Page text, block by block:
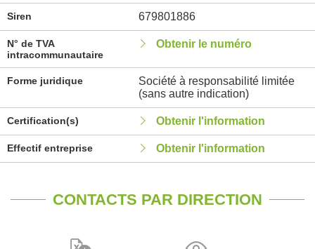
Siren 679801886
N° de TVA
intracommunautaire
Obtenir le numéro
Forme juridique
Société à responsabilité limitée
(sans autre indication)
Certification(s) Obtenir l'information
Effectif entreprise Obtenir l'information
CONTACTS PAR DIRECTION